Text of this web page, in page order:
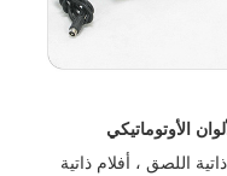
الأوتوماتيكي
اللصق ، أفلام ذاتية